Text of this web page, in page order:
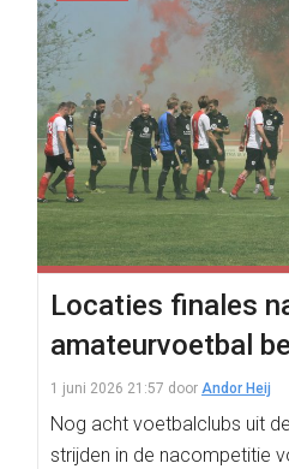
Locaties finales
amateurvoetbal
1 juni 2026 21:57 door Andor Heij
Nog acht voetbalclubs uit
strijden in de nacompetitie